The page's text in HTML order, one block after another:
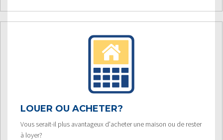
LOUER OU ACHETER?
Vous serait-il plus avantageux d'acheter une maison ou de rester
à loyer?